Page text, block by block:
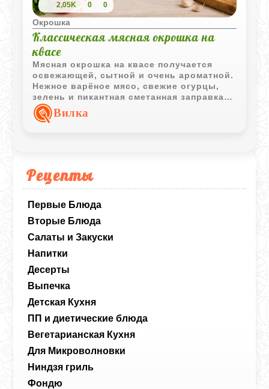
Рецепты
Первые Блюда
Вторые Блюда
Салаты и Закуски
Напитки
Десерты
Выпечка
Детская Кухня
ПП и диетические блюда
Вегетарианская Кухня
Для Микроволновки
Ниндзя гриль
Фондю
2,05K 0 0
Окрошка
Классическая мясная окрошка на
квасе
Мясная окрошка на квасе получается
освежающей, сытной и очень ароматной.
Нежное варёное мясо, свежие огурцы,
зелень и пикантная сметанная заправка
создают классический вкус летнего
домашнего супа.
Вилка